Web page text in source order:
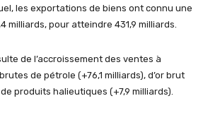
les exportations de biens ont connu une
milliards, pour atteindre 431,9 milliards.
de l’accroissement des ventes à
de pétrole (+76,1 milliards), d’or brut
produits halieutiques (+7,9 milliards).